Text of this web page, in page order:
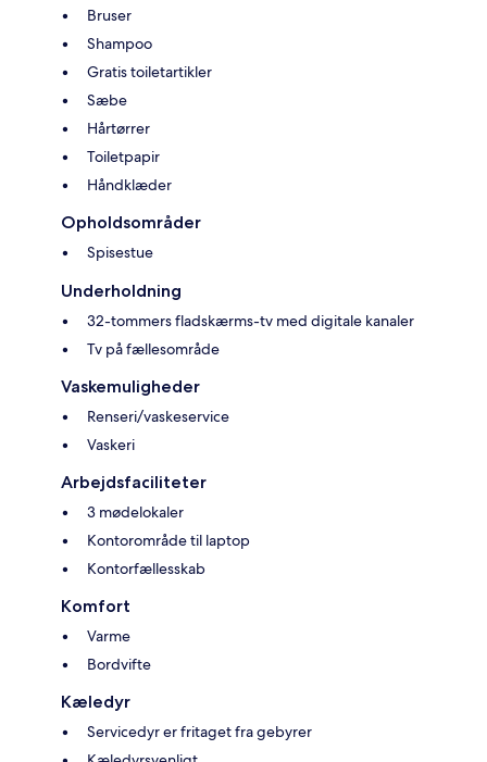
Bruser
Shampoo
Gratis toiletartikler
Sæbe
Hårtørrer
Toiletpapir
Håndklæder
Opholdsområder
Spisestue
Underholdning
32-tommers fladskærms-tv med digitale kanaler
Tv på fællesområde
Vaskemuligheder
Renseri/vaskeservice
Vaskeri
Arbejdsfaciliteter
3 mødelokaler
Kontorområde til laptop
Kontorfællesskab
Komfort
Varme
Bordvifte
Kæledyr
Servicedyr er fritaget fra gebyrer